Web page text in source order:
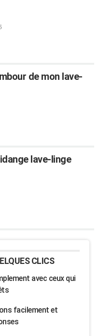
de mon lave-
lave-linge
CLICS
avec ceux qui
facilement et